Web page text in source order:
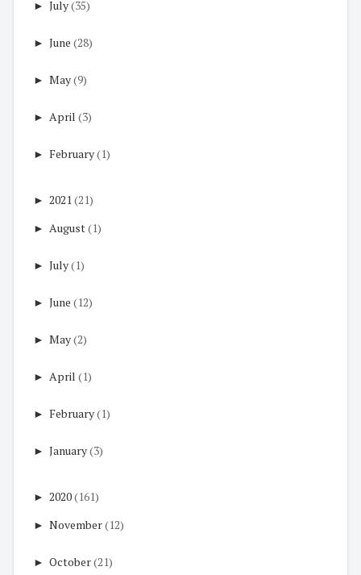
► July(35)
► June (28)
► May(9)
► April (3)
► February(1)
► 2021 (21)
► August(1)
► July(1)
► June (12)
► May(2)
► April (1)
► February(1)
► January(3)
► 2020(161)
► November(12)
► October(21)